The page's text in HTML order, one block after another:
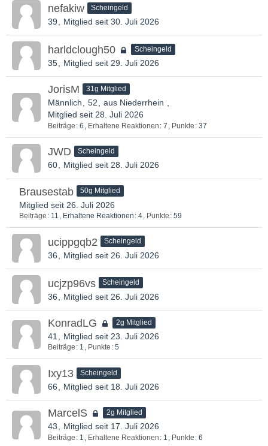
nefakiw Scheingeld
39 Mitglied seit 30. Juli 2026
harldclough50 Scheingeld
35 Mitglied seit 29. Juli 2026
JorisM 31g Mitglied
Männlich 52
aus Niederrhein
Mitglied seit 28. Juli 2026
Beiträge 6 Erhaltene Reaktionen 7 Punkte 37
JWD Scheingeld
60 Mitglied seit 28. Juli 2026
Brausestab 50g Mitglied
Mitglied seit 26. Juli 2026
Beiträge 11 Erhaltene Reaktionen 4 Punkte 59
ucippgqb2 Scheingeld
36 Mitglied seit 26. Juli 2026
ucjzp96vs Scheingeld
36 Mitglied seit 26. Juli 2026
KonradLG 2g Mitglied
41 Mitglied seit 23. Juli 2026
Beiträge 1 Punkte 5
Ixy13 Scheingeld
66 Mitglied seit 18. Juli 2026
MarcelS 2g Mitglied
43 Mitglied seit 17. Juli 2026
Beiträge 1 Erhaltene Reaktionen 1 Punkte 6